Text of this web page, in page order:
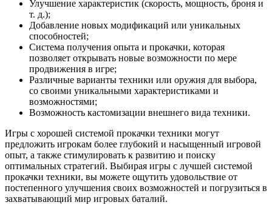
Улучшение характеристик (скорость, мощность, броня и
т. д.);
Добавление новых модификаций или уникальных
способностей;
Система получения опыта и прокачки, которая
позволяет открывать новые возможности по мере
продвижения в игре;
Различные варианты техники или оружия для выбора,
со своими уникальными характеристиками и
возможностями;
Возможность кастомизации внешнего вида техники.
Игры с хорошей системой прокачки техники могут
предложить игрокам более глубокий и насыщенный игровой
опыт, а также стимулировать к развитию и поиску
оптимальных стратегий. Выбирая игры с лучшей системой
прокачки техники, вы можете ощутить удовольствие от
постепенного улучшения своих возможностей и погрузиться в
захватывающий мир игровых баталий.